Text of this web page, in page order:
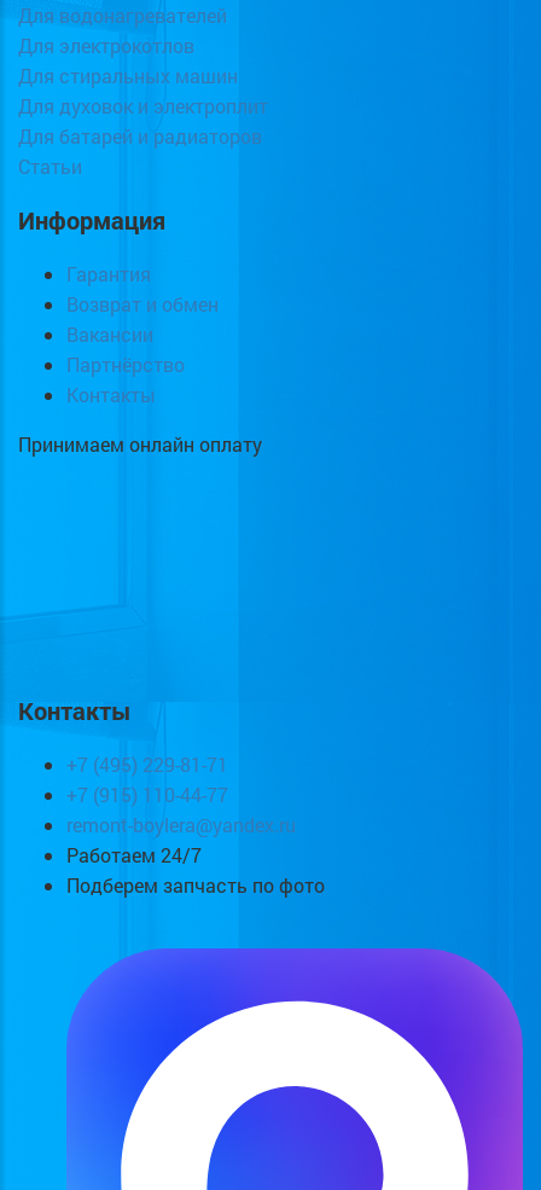
Для водонагревателей
Для электрокотлов
Для стиральных машин
Для духовок и электроплит
Для батарей и радиаторов
Статьи
Информация
Гарантия
Возврат и обмен
Вакансии
Партнёрство
Контакты
Принимаем онлайн оплату
Контакты
+7 (495) 229-81-71
+7 (915) 110-44-77
remont-boylera@yandex.ru
Работаем 24/7
Подберем запчасть по фото